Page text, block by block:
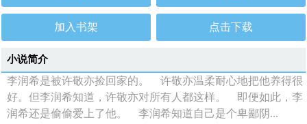
加入书架 点击下载
小说简介
李润希是被许敬亦捡回家的。 许敬亦温柔耐心地把他养得很
好。但李润希知道，许敬亦对所有人都这样。 即便如此，李
润希还是偷偷爱上了他。 李润希知道自己是个卑鄙阴...